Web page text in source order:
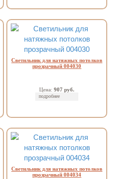
Светильник для натяжных потолков
прозрачный 004030
Цена:907 руб.
подробнее
Светильник для натяжных потолков
прозрачный 004034